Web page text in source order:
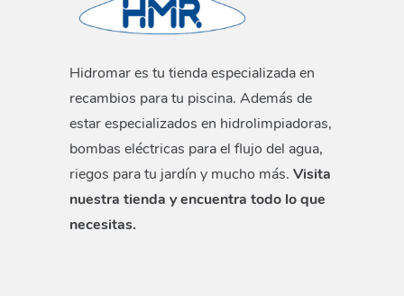
Hidromar es tu tienda especializada en
recambios para tu piscina. Además de
estar especializados en hidrolimpiadoras,
bombas eléctricas para el flujo del agua,
riegos para tu jardín y mucho más. Visita
nuestra tienda y encuentra todo lo que
necesitas.